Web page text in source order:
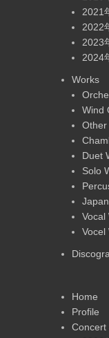
2021
2022
2023
2024
Works
Wind
Other
Duet
Solo
Vocal
Vocel
Home
Profile
Concert